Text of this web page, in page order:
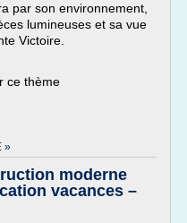
par son environnement,
lumineuses et sa vue
Victoire.
ce thème
»
moderne
vacances –